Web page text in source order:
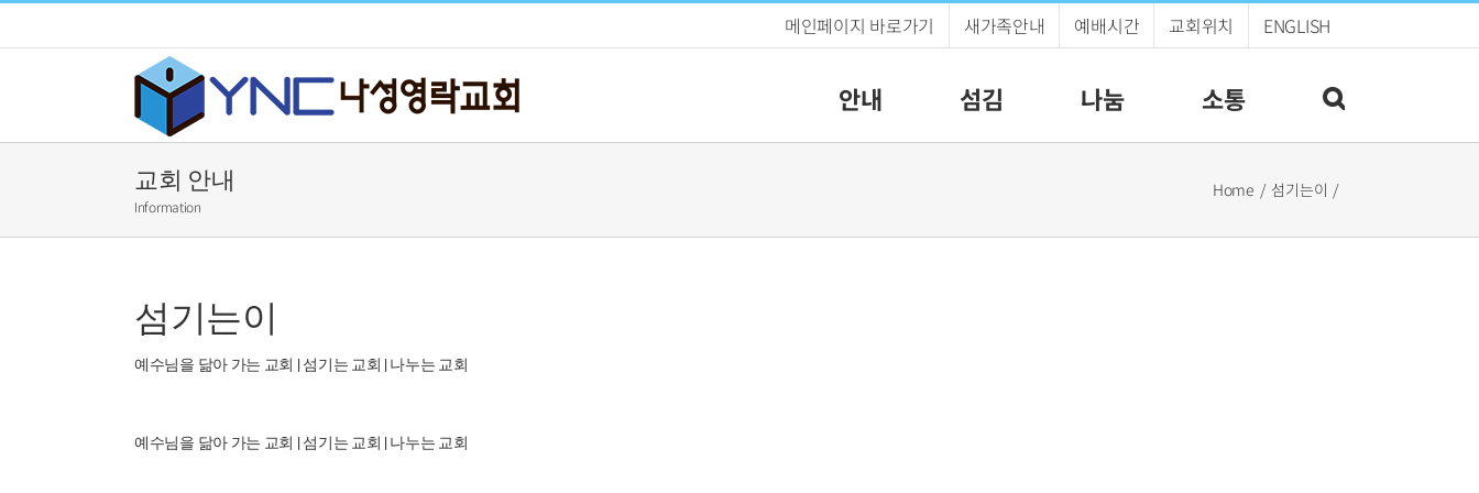
to
메인페이지 바로가기 새가족안내 예배시간 교회위치 ENGLISH
안내 섬김 나눔 소통
교회 안내
Information
Home 섬기는이
섬기는이
예수님을 닮아 가는 교회 | 섬기는 교회 | 나누는 교회
예수님을 닮아 가는 교회 | 섬기는 교회 | 나누는 교회